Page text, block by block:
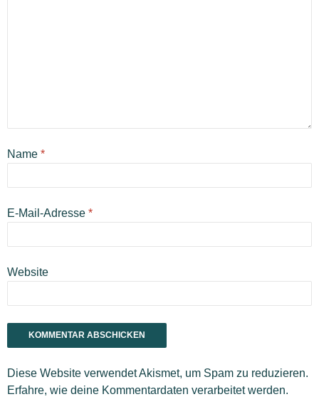
Name *
E-Mail-Adresse *
Website
Diese Website verwendet Akismet, um Spam zu reduzieren.
Erfahre, wie deine Kommentardaten verarbeitet werden.